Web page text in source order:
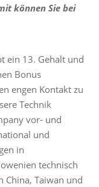
können Sie bei
ein 13. Gehalt und
Bonus
engen Kontakt zu
Technik
vor- und
und
in
technisch
China, Taiwan und